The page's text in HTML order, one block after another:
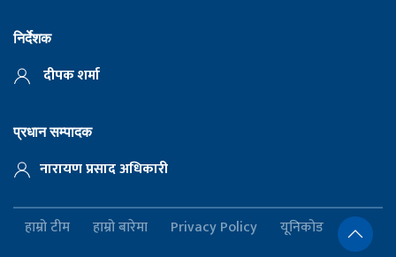
निर्देशक
दीपक शर्मा
प्रधान सम्पादक
नारायण प्रसाद अधिकारी
हाम्रो टीम हाम्रो बारेमा Privacy Policy यूनिकोड